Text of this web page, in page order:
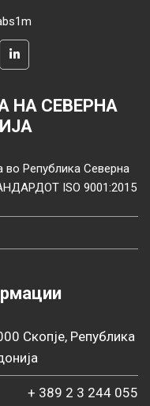
НА СЕВЕРНА
Република Северна
ISO 9001:2015
Скопје, Република
+ 389 2 3 244 055